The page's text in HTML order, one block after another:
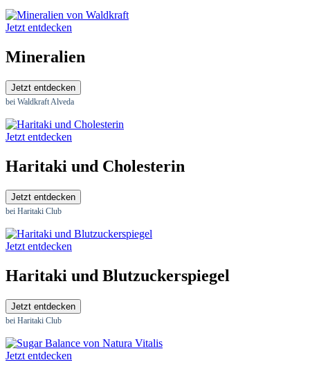
Jetzt entdecken
Mineralien
Jetzt entdecken
bei Waldkraft Alveda
Jetzt entdecken
Haritaki und Cholesterin
Jetzt entdecken
bei Haritaki Club
Jetzt entdecken
Haritaki und Blutzuckerspiegel
Jetzt entdecken
bei Haritaki Club
Jetzt entdecken